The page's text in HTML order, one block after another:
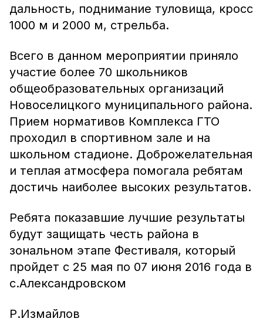
дальность, поднимание туловища, кросс
1000 м и 2000 м, стрельба.
Всего в данном мероприятии приняло
участие более 70 школьников
общеобразовательных организаций
Новоселицкого муниципального района.
Прием нормативов Комплекса ГТО
проходил в спортивном зале и на
школьном стадионе. Доброжелательная
и теплая атмосфера помогала ребятам
достичь наиболее высоких результатов.
Ребята показавшие лучшие результаты
будут защищать честь района в
зональном этапе Фестиваля, который
пройдет с 25 мая по 07 июня 2016 года в
с.Александровском
Р.Измайлов